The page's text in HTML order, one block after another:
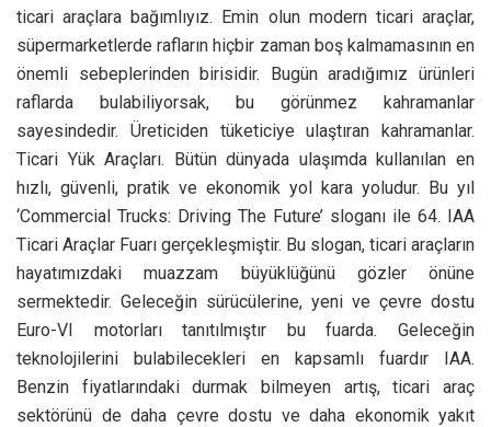
ticari araçlara bağımlıyız. Emin olun modern ticari araçlar,
süpermarketlerde rafların hiçbir zaman boş kalmamasının en
önemli sebeplerinden birisidir. Bugün aradığımız ürünleri
raflarda bulabiliyorsak, bu görünmez kahramanlar
sayesindedir. Üreticiden tüketiciye ulaştıran kahramanlar.
Ticari Yük Araçları. Bütün dünyada ulaşımda kullanılan en
hızlı, güvenli, pratik ve ekonomik yol kara yoludur. Bu yıl
‘Commercial Trucks: Driving The Future’ sloganı ile 64. IAA
Ticari Araçlar Fuarı gerçekleşmiştir. Bu slogan, ticari araçların
hayatımızdaki muazzam büyüklüğünü gözler önüne
sermektedir. Geleceğin sürücülerine, yeni ve çevre dostu
Euro-VI motorları tanıtılmıştır bu fuarda. Geleceğin
teknolojilerini bulabilecekleri en kapsamlı fuardır IAA.
Benzin fiyatlarındaki durmak bilmeyen artış, ticari araç
sektörünü de daha çevre dostu ve daha ekonomik yakıt